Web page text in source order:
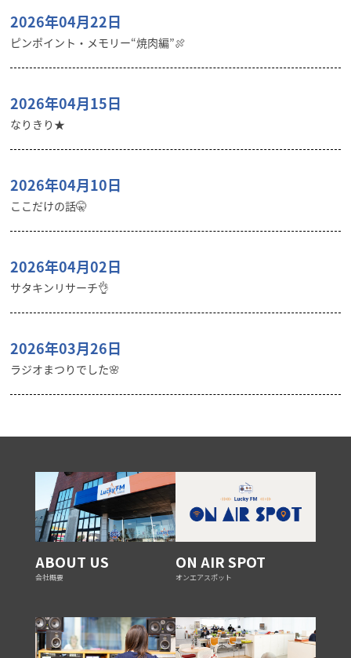
2026年04月22日
ピンポイント・メモリー“焼肉編”🍖
2026年04月15日
なりきり★
2026年04月10日
ここだけの話🤫
2026年04月02日
サタキンリサーチ👌
2026年03月26日
ラジオまつりでした🌸
ABOUT US
会社概要
ON AIR SPOT
オンエアスポット